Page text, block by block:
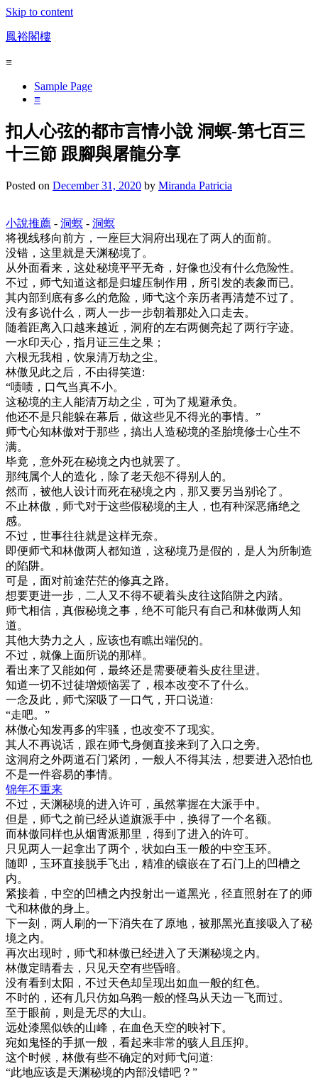
Skip to content
鳳裕閣樓
≡
Sample Page
≡
扣人心弦的都市言情小說 洞螟-第七百三
十三節 跟腳與屠龍分享
Posted on December 31, 2020 by Miranda Patricia
小說推薦 - 洞螟 - 洞螟
将视线移向前方，一座巨大洞府出现在了两人的面前。
没错，这里就是天渊秘境了。
从外面看来，这处秘境平平无奇，好像也没有什么危险性。
不过，师弋知道这都是归墟压制作用，所引发的表象而已。
其内部到底有多么的危险，师弋这个亲历者再清楚不过了。
没有多说什么，两人一步一步朝着那处入口走去。
随着距离入口越来越近，洞府的左右两侧亮起了两行字迹。
一水印天心，指月证三生之果；
六根无我相，饮泉清万劫之尘。
林傲见此之后，不由得笑道:
“啧啧，口气当真不小。
这秘境的主人能清万劫之尘，可为了规避承负。
他还不是只能躲在幕后，做这些见不得光的事情。”
师弋心知林傲对于那些，搞出人造秘境的圣胎境修士心生不
满。
毕竟，意外死在秘境之内也就罢了。
那纯属个人的造化，除了老天怨不得别人的。
然而，被他人设计而死在秘境之内，那又要另当别论了。
不止林傲，师弋对于这些假秘境的主人，也有种深恶痛绝之
感。
不过，世事往往就是这样无奈。
即便师弋和林傲两人都知道，这秘境乃是假的，是人为所制造
的陷阱。
可是，面对前途茫茫的修真之路。
想要更进一步，二人又不得不硬着头皮往这陷阱之内踏。
师弋相信，真假秘境之事，绝不可能只有自己和林傲两人知
道。
其他大势力之人，应该也有瞧出端倪的。
不过，就像上面所说的那样。
看出来了又能如何，最终还是需要硬着头皮往里进。
知道一切不过徒增烦恼罢了，根本改变不了什么。
一念及此，师弋深吸了一口气，开口说道:
“走吧。”
林傲心知发再多的牢骚，也改变不了现实。
其人不再说话，跟在师弋身侧直接来到了入口之旁。
这洞府之外两道石门紧闭，一般人不得其法，想要进入恐怕也
不是一件容易的事情。
锦年不重来
不过，天渊秘境的进入许可，虽然掌握在大派手中。
但是，师弋之前已经从道旗派手中，换得了一个名额。
而林傲同样也从烟霄派那里，得到了进入的许可。
只见两人一起拿出了两个，状如白玉一般的中空玉环。
随即，玉环直接脱手飞出，精准的镶嵌在了石门上的凹槽之
内。
紧接着，中空的凹槽之内投射出一道黑光，径直照射在了的师
弋和林傲的身上。
下一刻，两人刷的一下消失在了原地，被那黑光直接吸入了秘
境之内。
再次出现时，师弋和林傲已经进入了天渊秘境之内。
林傲定睛看去，只见天空有些昏暗。
没有看到太阳，不过天色却呈现出如血一般的红色。
不时的，还有几只仿如乌鸦一般的怪鸟从天边一飞而过。
至于眼前，则是无尽的大山。
远处漆黑似铁的山峰，在血色天空的映衬下。
宛如鬼怪的手抓一般，看起来非常的骇人且压抑。
这个时候，林傲有些不确定的对师弋问道:
“此地应该是天渊秘境的内部没错吧？”